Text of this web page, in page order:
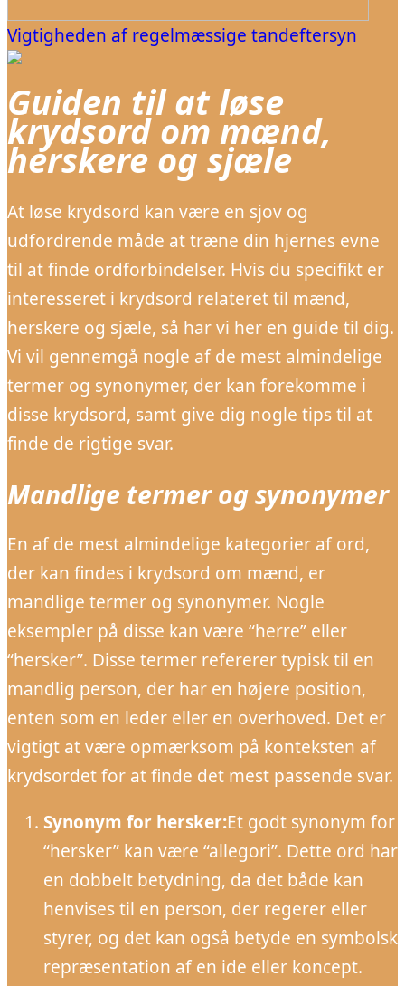
Vigtigheden af regelmæssige tandeftersyn
Guiden til at løse
krydsord om mænd,
herskere og sjæle
At løse krydsord kan være en sjov og
udfordrende måde at træne din hjernes evne
til at finde ordforbindelser. Hvis du specifikt er
interesseret i krydsord relateret til mænd,
herskere og sjæle, så har vi her en guide til dig.
Vi vil gennemgå nogle af de mest almindelige
termer og synonymer, der kan forekomme i
disse krydsord, samt give dig nogle tips til at
finde de rigtige svar.
Mandlige termer og synonymer
En af de mest almindelige kategorier af ord,
der kan findes i krydsord om mænd, er
mandlige termer og synonymer. Nogle
eksempler på disse kan være “herre” eller
“hersker”. Disse termer refererer typisk til en
mandlig person, der har en højere position,
enten som en leder eller en overhoved. Det er
vigtigt at være opmærksom på konteksten af
krydsordet for at finde det mest passende svar.
Synonym for hersker:Et godt synonym for
“hersker” kan være “allegori”. Dette ord har
en dobbelt betydning, da det både kan
henvises til en person, der regerer eller
styrer, og det kan også betyde en symbolsk
repræsentation af en ide eller koncept.